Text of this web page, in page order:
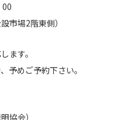
00
市場2階東側）
ます。
予めご予約下さい。
協会）